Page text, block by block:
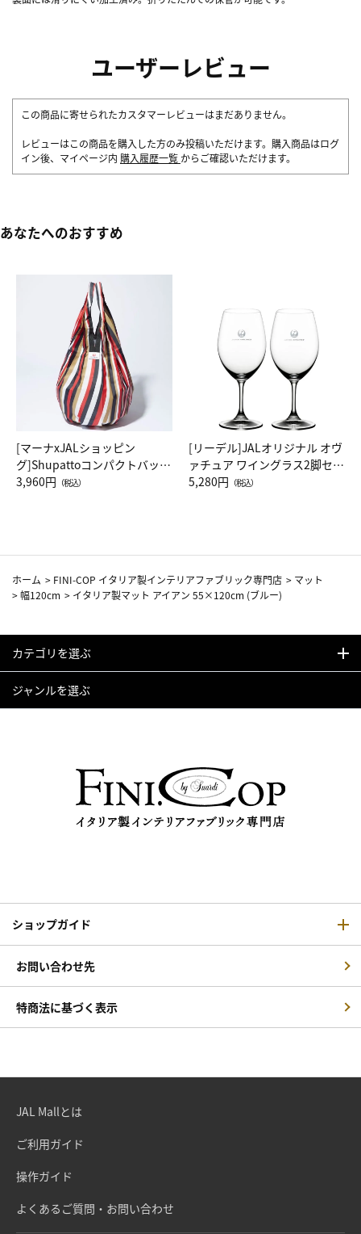
ユーザーレビュー
この商品に寄せられたカスタマーレビューはまだありません。
レビューはこの商品を購入した方のみ投稿いただけます。購入商品はログ
イン後、マイページ内 購入履歴一覧 からご確認いただけます。
あなたへのおすすめ
[マーナxJALショッピン
グ]Shupattoコンパクトバッグ
Drop JAL客室乗務員（LC）ス
3,960円 （税込）
[リーデル]JALオリジナル オヴ
ァチュア ワイングラス2脚セッ
ト（レッドワイン）
5,280円 （税込）
ホーム > FINI-COP イタリア製インテリアファブリック専門店 > マット
>幅120cm > イタリア製マット アイアン 55×120cm (ブルー)
カテゴリを選ぶ
ジャンルを選ぶ
ショップガイド
お問い合わせ先
特商法に基づく表示
JAL Mallとは
ご利用ガイド
操作ガイド
よくあるご質問・お問い合わせ